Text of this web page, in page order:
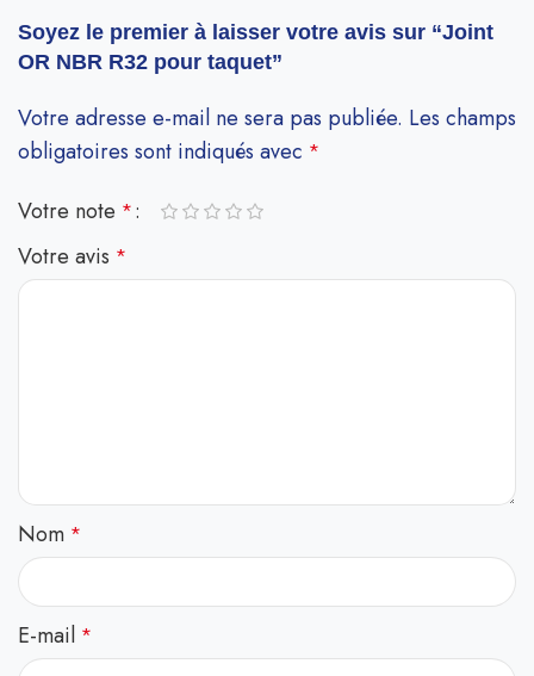
Soyez le premier à laisser votre avis sur “Joint
OR NBR R32 pour taquet”
Votre adresse e-mail ne sera pas publiée. Les champs
obligatoires sont indiqués avec *
Votre note *
Votre avis *
Nom *
E-mail *